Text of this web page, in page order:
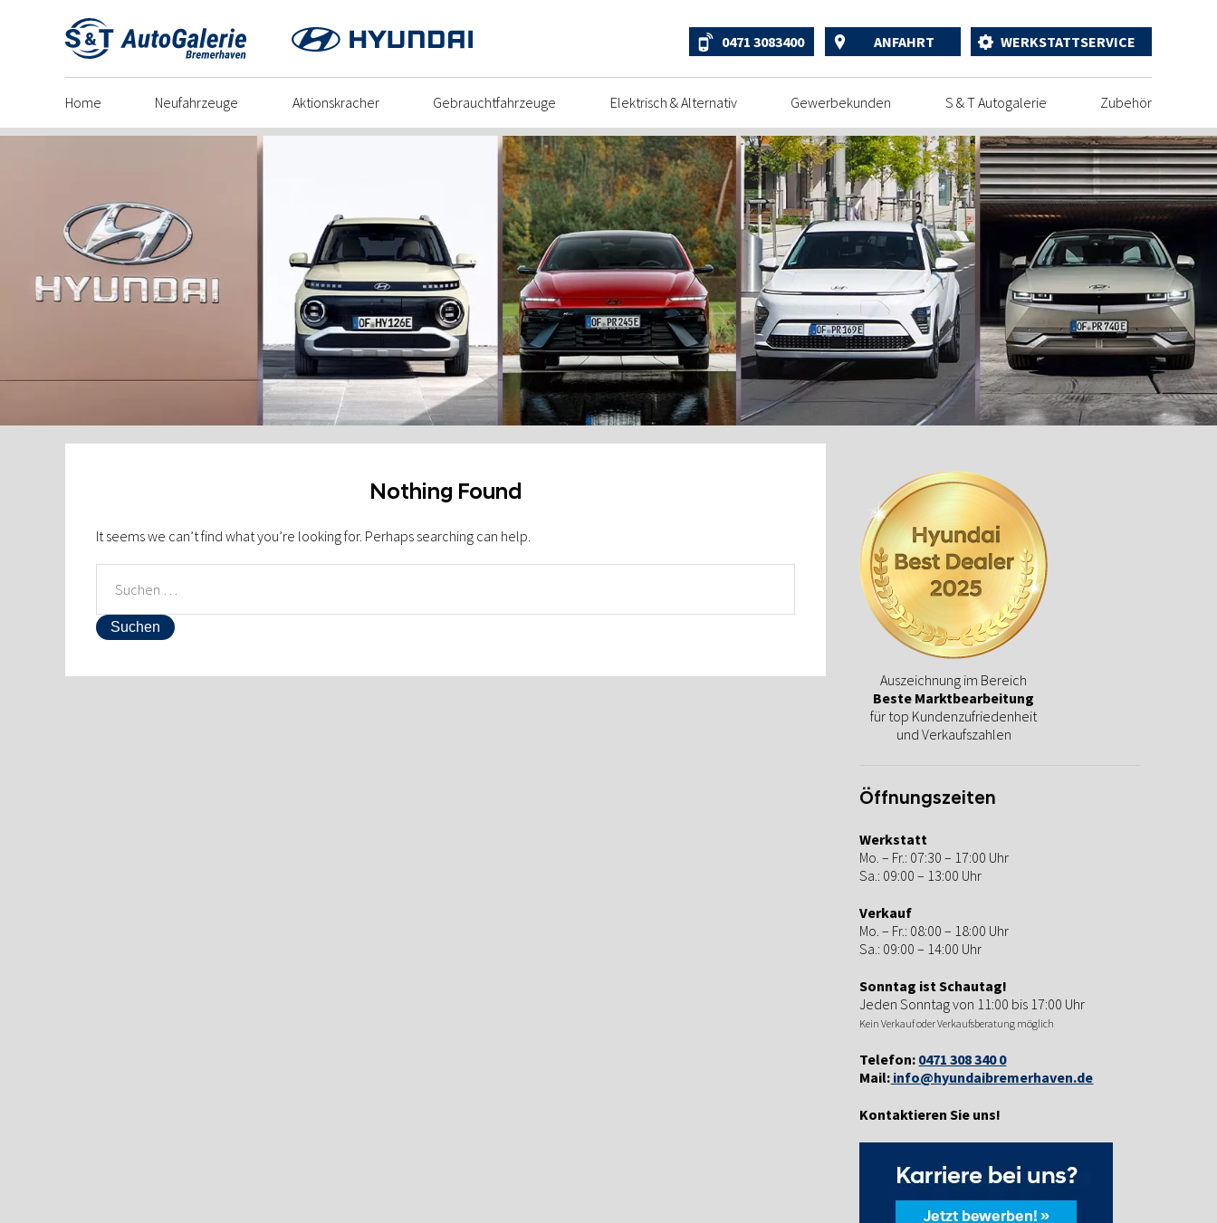
0471 3083400 ANFAHRT WERKSTATTSERVICE
Home Neufahrzeuge Aktionskracher Gebrauchtfahrzeuge Elektrisch & Alternativ Gewerbekunden S & T Autogalerie Zubehör
Nothing Found
It seems we can’t find what you’re looking for. Perhaps searching can help.
NACH:
Auszeichnung im Bereich
Beste Marktbearbeitung
für top Kundenzufriedenheit
und Verkaufszahlen
Öffnungszeiten
Werkstatt
Mo. – Fr.: 07:30 – 17:00 Uhr
Sa.: 09:00 – 13:00 Uhr
Verkauf
Mo. – Fr.: 08:00 – 18:00 Uhr
Sa.: 09:00 – 14:00 Uhr
Sonntag ist Schautag!
Jeden Sonntag von 11:00 bis 17:00 Uhr
Kein Verkauf oder Verkaufsberatung möglich
Telefon: 0471 308 340 0
Mail: info@hyundaibremerhaven.de
Kontaktieren Sie uns!